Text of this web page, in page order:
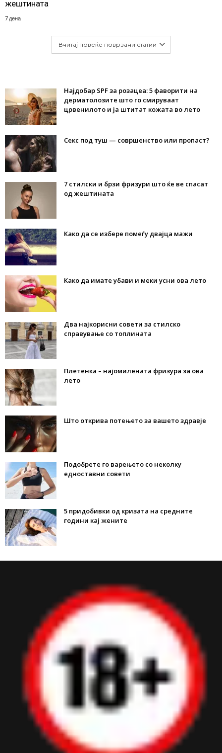
жештината
7 дена
Вчитај повеќе поврзани статии
Најдобар SPF за розацеа: 5 фаворити на
дерматолозите што го смируваат
црвенилото и ја штитат кожата во лето
Секс под туш — совршенство или пропаст?
7 стилски и брзи фризури што ќе ве спасат
од жештината
Како да се избере помеѓу двајца мажи
Како да имате убави и меки усни ова лето
Два најкорисни совети за стилско
справување со топлината
Плетенка – најомилената фризура за ова
лето
Што открива потењето за вашето здравје
Подобрете го варењето со неколку
едноставни совети
5 придобивки од кризата на средните
години кај жените